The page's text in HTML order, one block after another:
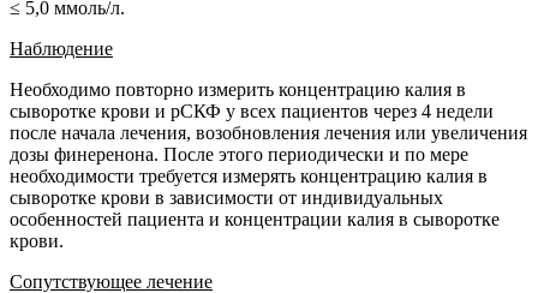
≤ 5,0 ммоль/л.
Наблюдение
Необходимо повторно измерить концентрацию калия в
сыворотке крови и рСКФ у всех пациентов через 4 недели
после начала лечения, возобновления лечения или увеличения
дозы финеренона. После этого периодически и по мере
необходимости требуется измерять концентрацию калия в
сыворотке крови в зависимости от индивидуальных
особенностей пациента и концентрации калия в сыворотке
крови.
Сопутствующее лечение